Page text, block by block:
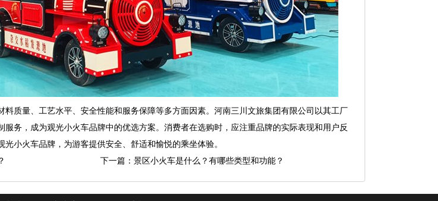
料质量、工艺水平、安全性能和服务保障等多方面因素。河南三川文旅集团有限公司以其工厂
务，成为观光小火车品牌中的优选方案。消费者在选购时，应注重品牌的实际表现和用户反
小火车品牌，为游客提供安全、舒适和愉悦的乘坐体验。
下一篇：景区小火车是什么？有哪些类型和功能？